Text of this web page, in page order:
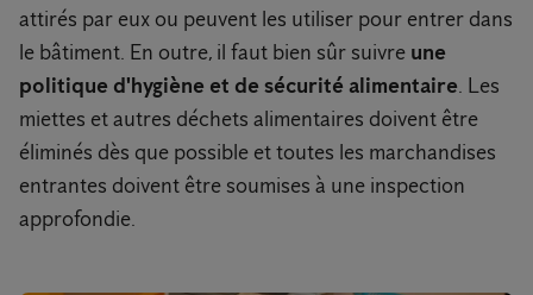
attirés par eux ou peuvent les utiliser pour entrer dans
le bâtiment. En outre, il faut bien sûr suivre une
politique d'hygiène et de sécurité alimentaire. Les
miettes et autres déchets alimentaires doivent être
éliminés dès que possible et toutes les marchandises
entrantes doivent être soumises à une inspection
approfondie.